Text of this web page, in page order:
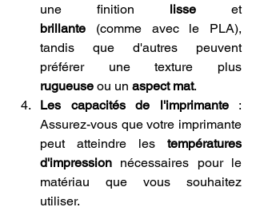
une finition lisse
et
brillante (comme avec le PLA),
tandis que d'autres peuvent
rugueuse ou un aspect mat.
Les capacités de l'imprimante :
Assurez-vous que votre imprimante
peut atteindre les températures
d'impression nécessaires pour le
matériau que vous souhaitez
utiliser.